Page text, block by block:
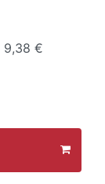
9,38 €